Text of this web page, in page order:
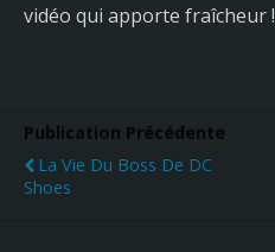
vidéo qui apporte fraîcheur !
Publication Précédente
La Vie Du Boss De DC
Shoes